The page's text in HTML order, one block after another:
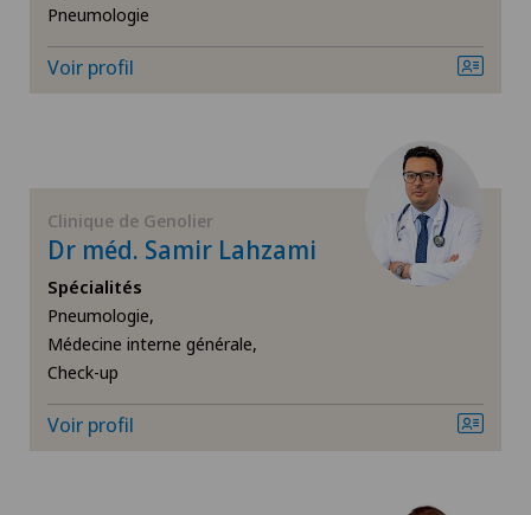
Angiologie
Arthroscopie genou
Arthrose de la hanche
Arthrose de l’épaule
Arthrose du genou
Calcification de l’épaule
Pneumologie
Voir profil
Clinique de Genolier
Dr méd. Samir Lahzami
Spécialités
Pneumologie,
Médecine interne générale,
Check-up
Voir profil